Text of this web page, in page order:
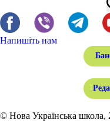
Напишіть нам
© Нова Українська школа,